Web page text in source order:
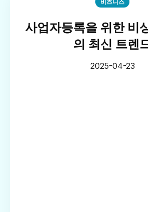
비즈니스
사업자등록을 위한 비
의 최신 트렌
2025-04-23